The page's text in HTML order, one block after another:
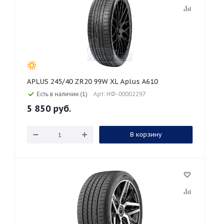
APLUS 245/40 ZR20 99W XL Aplus A610
Есть в наличии (1) Арт: НФ-00002297
5 850 руб.
В корзину